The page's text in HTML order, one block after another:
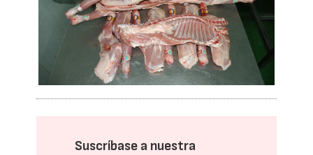
Suscríbase a nuestra